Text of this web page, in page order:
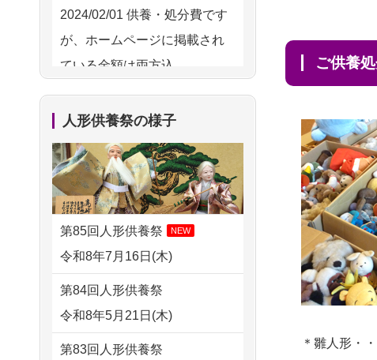
ご供養
＊雛人形・
2026/08/02 09:15
神奈川の方からお申込み
2026/08/02 06:46
2026/08/01 19:28
東京都の方からお申込み
2026/08/01 17:10
東京都の方からお申込み
2026/08/01 11:07
さいたの方からお申込み
2026/07/31 17:28
栃木県の方からお申込み
つい先日も利用さ
せていただきました。 手続...
人形をきちんと供養してくだ
2026/07/15 子供の頃から可愛
がってきた七段飾りの雛人形
2026/07/15 お客様の声を読
2024/02/01 供養・処分費です
が、ホームページに掲載され
ている金額は両方込...
2024/01/27実家にある七段飾
りの雛人形を処分したいので
すが 母親が高齢...
2024/01/13剥製の供養・処分
をお願いできますか？
が？
供養・処分したいのですが、
人形供養祭の様子
第85回人形供養祭 NEW
令和8年7月16日(木)
第84回人形供養祭
令和8年5月21日(木)
第83回人形供養祭